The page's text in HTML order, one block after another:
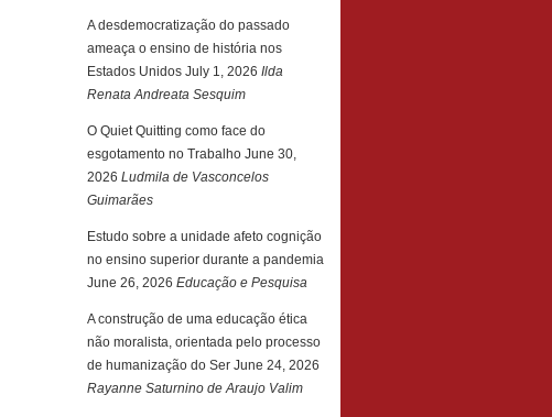
A desdemocratização do passado
ameaça o ensino de história nos
Estados Unidos July 1, 2026 Ilda
Renata Andreata Sesquim
O Quiet Quitting como face do
esgotamento no Trabalho June 30,
2026 Ludmila de Vasconcelos
Guimarães
Estudo sobre a unidade afeto cognição
no ensino superior durante a pandemia
June 26, 2026 Educação e Pesquisa
A construção de uma educação ética
não moralista, orientada pelo processo
de humanização do Ser June 24, 2026
Rayanne Saturnino de Araujo Valim